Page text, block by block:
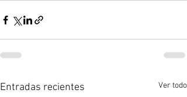
Entradas recientes Ver todo